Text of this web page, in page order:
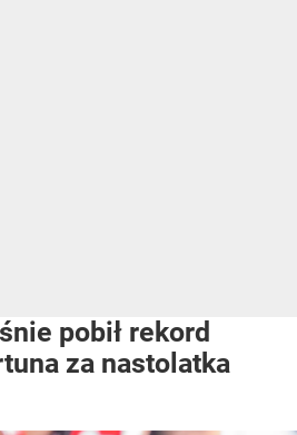
pobił rekord
za nastolatka